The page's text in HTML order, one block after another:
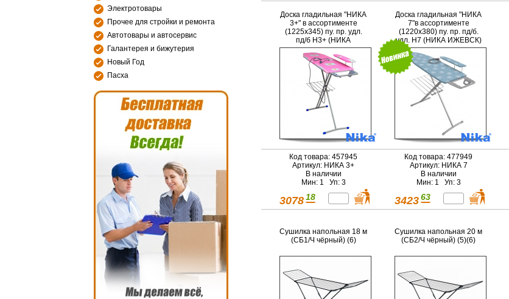
Электротовары
Прочее для стройки и ремонта
Автотовары и автосервис
Галантерея и бижутерия
Новый Год
Пасха
Доска гладильная "НИКА
3+" в ассортименте
(1225х345) пу. пр. удл.
пд/б Н3+ (НИКА
ИЖЕВСК)(3)
Код товара: 457945
Артикул: НИКА 3+
В наличии
Мин: 1 Уп: 3
3078 18
Доска гладильная "НИКА
7"в ассортименте
(1220х380) пу. пр. пд/б.
удл. Н7 (НИКА ИЖЕВСК)
(3)
Код товара: 477949
Артикул: НИКА 7
В наличии
Мин: 1 Уп: 3
3423 63
Сушилка напольная 18 м
(СБ1/Ч чёрный) (6)
Сушилка напольная 20 м
(СБ2/Ч чёрный) (5)(6)